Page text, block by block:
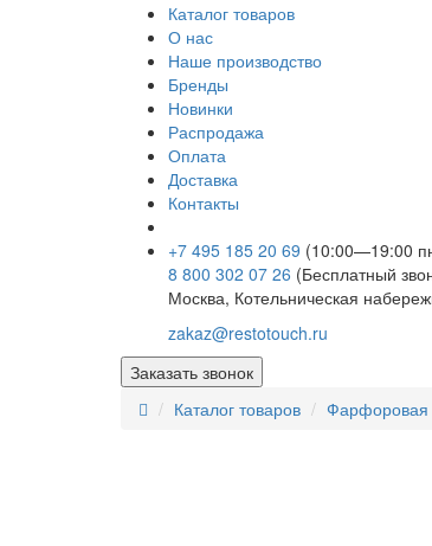
Каталог товаров
О нас
Наше производство
Бренды
Новинки
Распродажа
Оплата
Доставка
Контакты
+7 495 185 20 69 (10:00—19:00
8 800 302 07 26 (Бесплатный
Москва, Котельническая
zakaz@restotouch.ru
Заказать звонок
Каталог товаров
Фарфоровая